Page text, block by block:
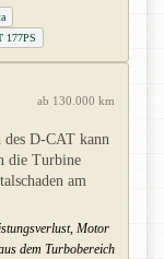
177PS
ab 130.000 km
D-CAT kann
die Turbine
am
Motor
dem Turbobereich